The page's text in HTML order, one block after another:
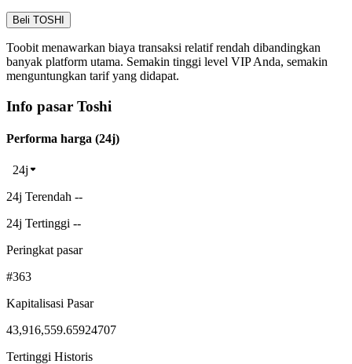
Beli TOSHI
Toobit menawarkan biaya transaksi relatif rendah dibandingkan
banyak platform utama. Semakin tinggi level VIP Anda, semakin
menguntungkan tarif yang didapat.
Info pasar Toshi
Performa harga (24j)
24j
24j Terendah --
24j Tertinggi --
Peringkat pasar
#363
Kapitalisasi Pasar
43,916,559.65924707
Tertinggi Historis